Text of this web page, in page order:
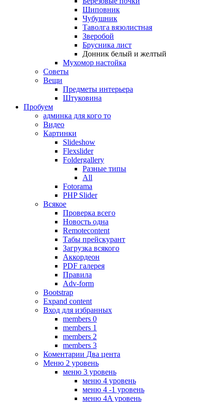
Шиповник
Чубушник
Таволга вязолистная
Зверобой
Брусника лист
Донник белый и желтый
Мухомор настойка
Советы
Вещи
Предметы интерьера
Штуковина
Пробуем
админка для кого то
Видео
Картинки
Slideshow
Flexslider
Foldergallery
Разные типы
All
Fotorama
PHP Slider
Всякое
Проверка всего
Новость одна
Remotecontent
Табы прейскурант
Загрузка всякого
Аккордеон
PDF галерея
Правила
Adv-form
Bootstrap
Expand content
Вход для избранных
members 0
members 1
members 2
members 3
Коментарии Два цента
Меню 2 уровень
меню 3 уровень
меню 4 уровень
меню 4 -1 уровень
меню 4A уровень